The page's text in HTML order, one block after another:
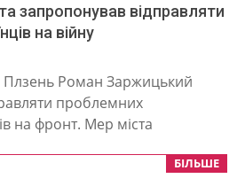
запропонував відправляти
на війну
Плзень Роман Заржицький
проблемних
на фронт. Мер міста
БІЛЬШЕ